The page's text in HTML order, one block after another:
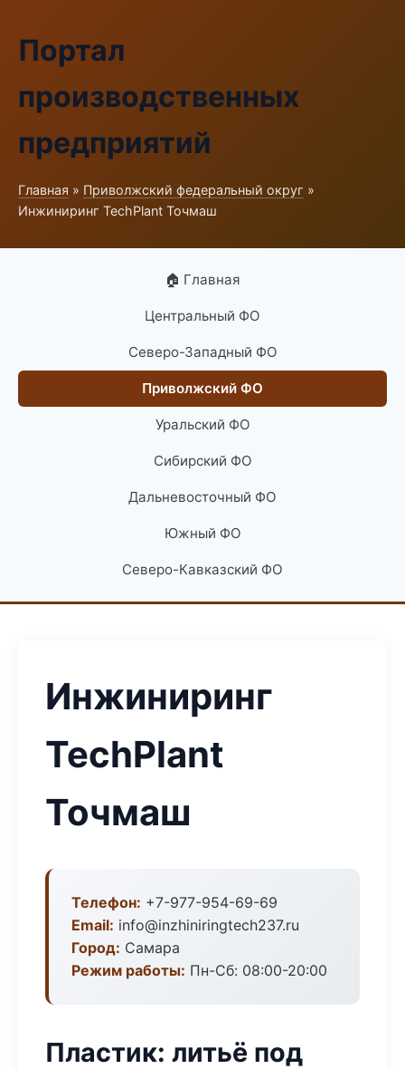
Портал
производственных
предприятий
Главная » Приволжский федеральный округ »
Инжиниринг TechPlant Точмаш
🏠 Главная
Центральный ФО
Северо-Западный ФО
Приволжский ФО
Уральский ФО
Сибирский ФО
Дальневосточный ФО
Южный ФО
Северо-Кавказский ФО
Инжиниринг
TechPlant
Точмаш
Телефон: +7-977-954-69-69
Email: info@inzhiniringtech237.ru
Город: Самара
Режим работы: Пн-Сб: 08:00-20:00
Пластик: литьё под